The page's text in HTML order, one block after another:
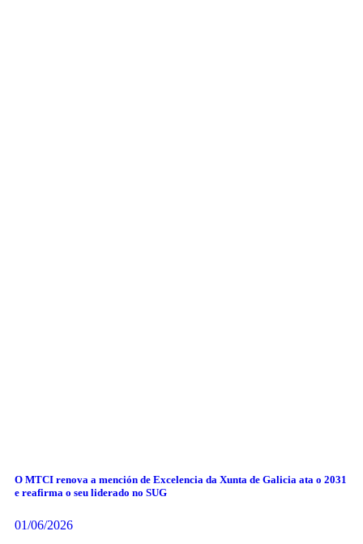
O MTCI renova a mención de Excelencia da Xunta de Galicia ata o 2031
e reafirma o seu liderado no SUG
01/06/2026